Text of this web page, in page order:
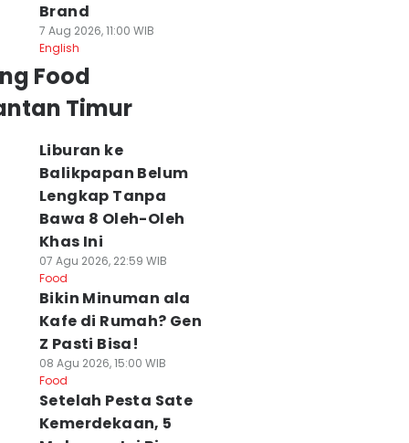
Brand
7 Aug 2026, 11:00 WIB
English
Food
Timur
Liburan ke
Balikpapan Belum
Lengkap Tanpa
Bawa 8 Oleh-Oleh
Khas Ini
07 Agu 2026, 22:59 WIB
Food
Bikin Minuman ala
Kafe di Rumah? Gen
Z Pasti Bisa!
08 Agu 2026, 15:00 WIB
Food
Setelah Pesta Sate
Kemerdekaan, 5